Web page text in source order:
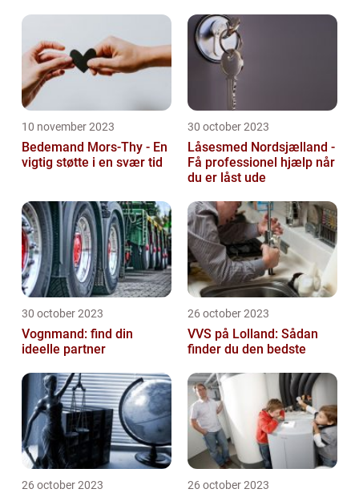
10 november 2023
Bedemand Mors-Thy - En
vigtig støtte i en svær tid
30 october 2023
Låsesmed Nordsjælland -
Få professionel hjælp når
du er låst ude
30 october 2023
Vognmand: find din
ideelle partner
26 october 2023
VVS på Lolland: Sådan
finder du den bedste
26 october 2023 26 october 2023